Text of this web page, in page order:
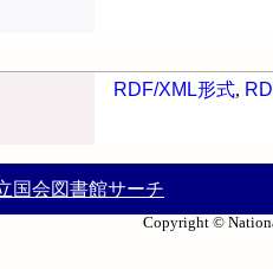
RDF/XML形式,
国会図書館サーチ
Copyright ©